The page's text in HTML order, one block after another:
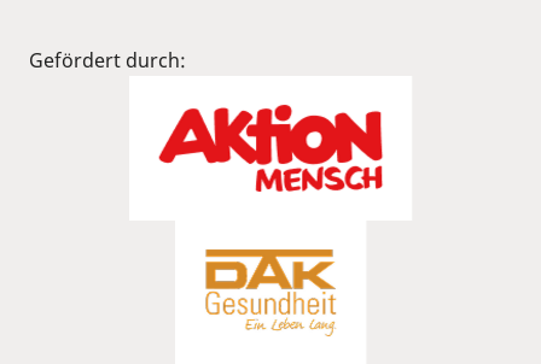
Gefördert durch: